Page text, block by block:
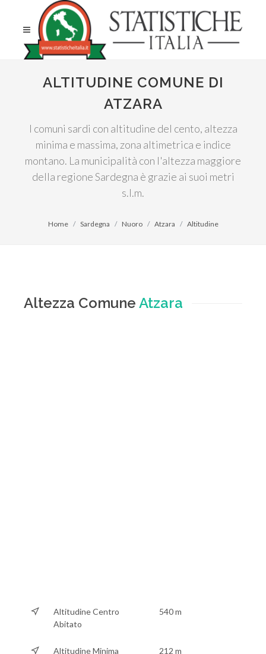
ALTITUDINE COMUNE DI
ATZARA
I comuni sardi con altitudine del cento, altezza
minima e massima, zona altimetrica e indice
montano. La municipalità con l'altezza maggiore
della regione Sardegna è grazie ai suoi metri
s.l.m.
Home Sardegna Nuoro Atzara Altitudine
Altezza Comune Atzara
Altitudine Centro
Abitato
540 m
Altitudine Minima 212 m